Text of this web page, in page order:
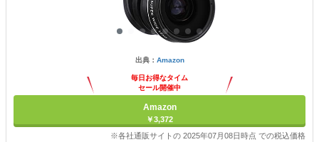
出典： Amazon
毎日お得なタイム
セール開催中
Amazon
￥3,372
※各社通販サイトの 2025年07月08日時点 での税込価格